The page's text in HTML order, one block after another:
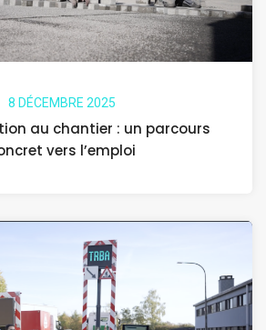
8 DÉCEMBRE 2025
au chantier : un parcours
vers l’emploi